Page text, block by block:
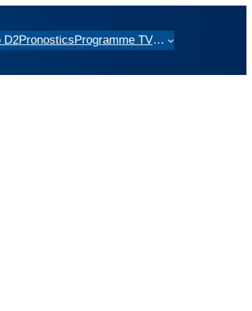
D2PronosticsProgramme TV…